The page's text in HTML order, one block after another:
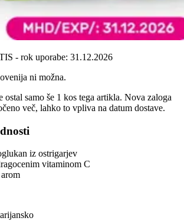
- rok uporabe: 31.12.2026
ni možna.
ostal samo še 1 kos tega artikla. Nova zaloga
več, lahko to vpliva na datum dostave.
iz ostrigarjev
vitaminom C